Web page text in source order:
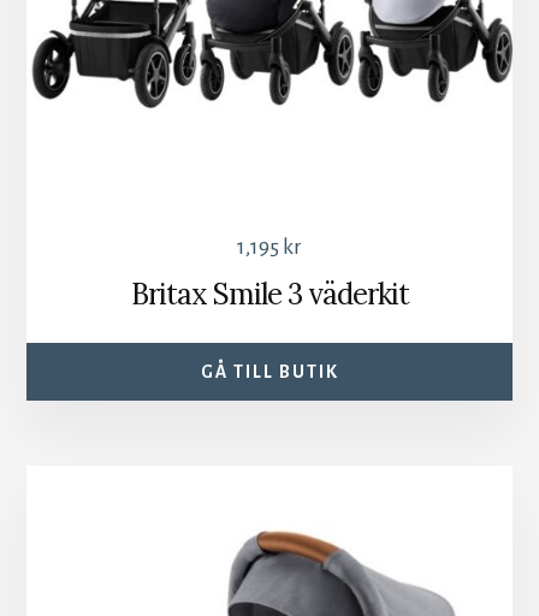
1,195 kr
Britax Smile 3 väderkit
GÅ TILL BUTIK